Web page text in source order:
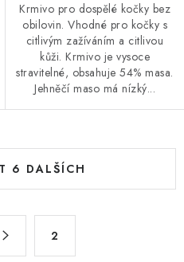
Krmivo pro dospělé kočky bez
obilovin. Vhodné pro kočky s
citlivým zažíváním a citlivou
kůži. Krmivo je vysoce
stravitelné, obsahuje 54% masa.
Jehněčí maso má nízký...
6 DALŠÍCH
2